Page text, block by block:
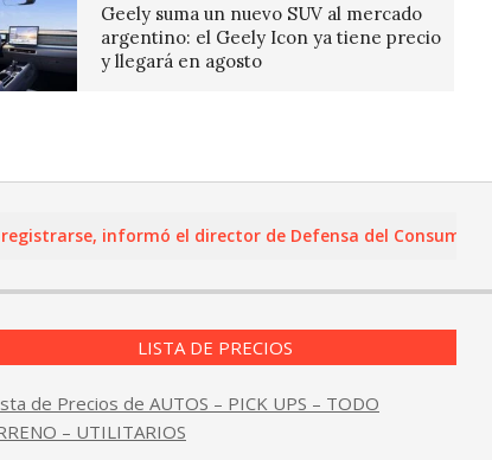
Geely suma un nuevo SUV al mercado
argentino: el Geely Icon ya tiene precio
y llegará en agosto
informó el director de Defensa del Consumidor y
LISTA DE PRECIOS
de Precios de AUTOS – PICK UPS – TODO
– UTILITARIOS